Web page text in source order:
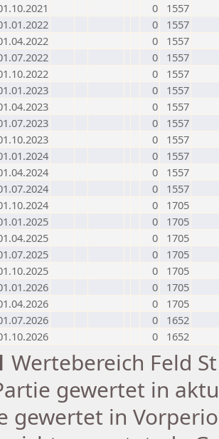
0
1557
0
1557
0
1557
0
1557
0
1557
0
1557
0
1557
0
1557
0
1557
0
1557
0
1557
0
1557
0
1705
0
1705
0
1705
0
1705
0
1705
0
1705
0
1705
0
1652
0 1652
Wertebereich Feld
gewertet in
gewertet in